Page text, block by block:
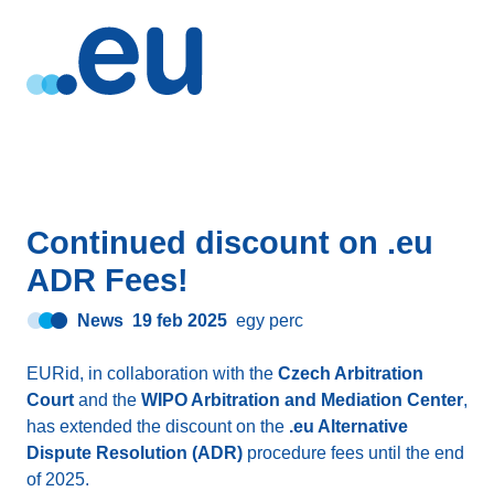
Continued discount on .eu
ADR Fees!
News 19 feb 2025 egy perc
EURid, in collaboration with the Czech Arbitration
Court and the WIPO Arbitration and Mediation Center,
has extended the discount on the .eu Alternative
Dispute Resolution (ADR) procedure fees until the end
of 2025.